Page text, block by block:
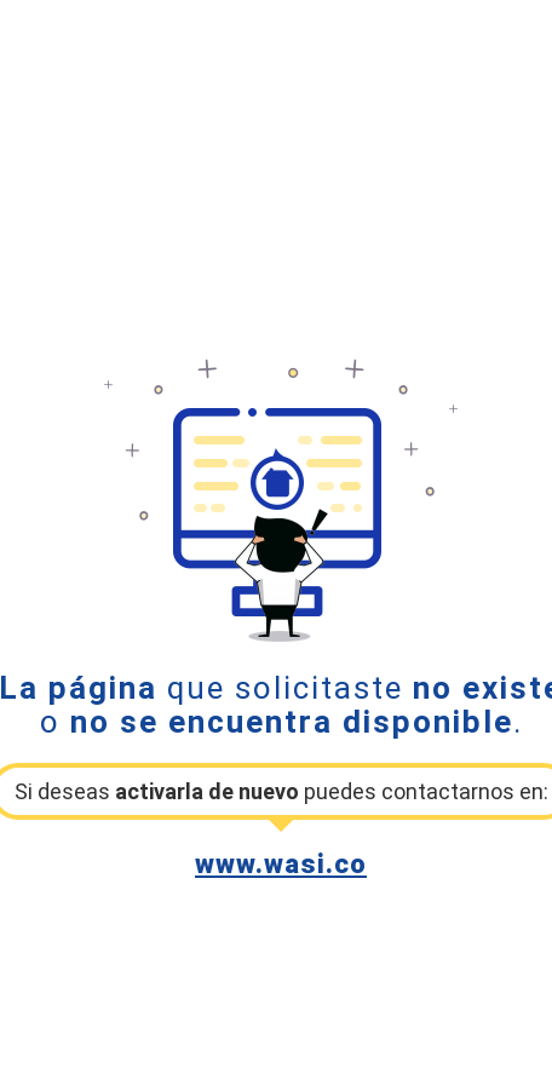
La página que solicitaste no
o no se encuentra disponible.
Si deseas activarla de nuevo puedes contactarnos en:
www.wasi.co